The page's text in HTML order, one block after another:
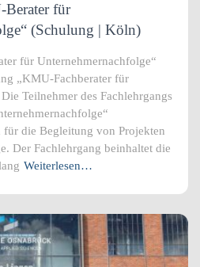
Berater für
(Schulung | Köln)
für Unternehmernachfolge“
„KMU-Fachberater für
Teilnehmer des Fachlehrgangs
die Begleitung von Projekten
Der Fachlehrgang beinhaltet die
Weiterlesen…